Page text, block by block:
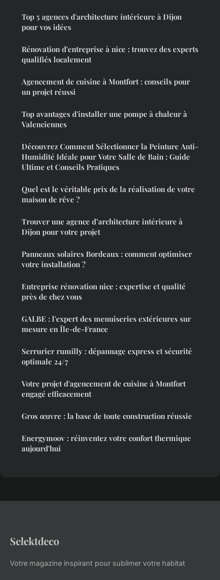
Top 5 agences d'architecture intérieure à Dijon
pour vos idées
Rénovation d'entreprise à nice : trouvez des experts
qualifiés localement
Agencement de cuisine à Montfort : conseils pour
un projet réussi
Top avantages d'installer une pompe à chaleur à
Valenciennes
Découvrez Comment Sélectionner la Peinture Anti-
Humidité Idéale pour Votre Salle de Bain : Guide
Ultime et Conseils Pratiques
Quel est le véritable prix de la réalisation de votre
maison de rêve ?
Trouver une agence d’architecture intérieure à
Dijon pour votre projet
Panneaux solaires Bordeaux : comment optimiser
votre installation ?
Entreprise rénovation nice : expertise et qualité
près de chez vous
GALBE : l'expert des menuiseries extérieures sur
mesure en Île-de-France
Serrurier rumilly : dépannage express et sécurité
optimale 24/7
Votre projet d'agencement de cuisine à Montfort
engagé efficacement
Gros œuvre : la base de toute construction réussie
Energymoov : réinventez votre confort thermique
aujourd'hui
Selektdeco
Votre magazine inspirant pour sublimer votre habitat